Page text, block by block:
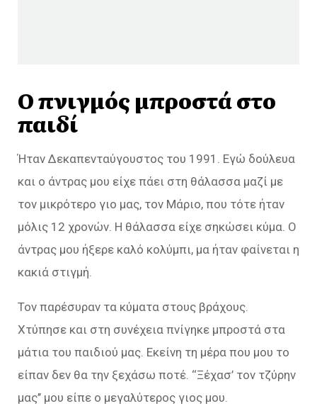
Ο πνιγμός μπροστά στο
παιδί
Ήταν Δεκαπενταύγουστος του 1991. Εγώ δούλευα
και ο άντρας μου είχε πάει στη θάλασσα μαζί με
τον μικρότερο γιο μας, τον Μάριο, που τότε ήταν
μόλις 12 χρονών. Η θάλασσα είχε σηκώσει κύμα. Ο
άντρας μου ήξερε καλό κολύμπι, μα ήταν φαίνεται η
κακιά στιγμή.
Τον παρέσυραν τα κύματα στους βράχους.
Χτύπησε και στη συνέχεια πνίγηκε μπροστά στα
μάτια του παιδιού μας. Εκείνη τη μέρα που μου το
είπαν δεν θα την ξεχάσω ποτέ. ‘‘Ξέχασ’ τον τζύρην
μας’’ μου είπε ο μεγαλύτερος γιος μου.